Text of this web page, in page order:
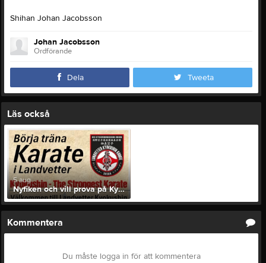
Shihan Johan Jacobsson
Johan Jacobsson
Ordförande
Dela Tweeta
Läs också
5 aug
Nyfiken och vill prova på Kyokushin Karate?!
Kommentera
Du måste logga in för att kommentera